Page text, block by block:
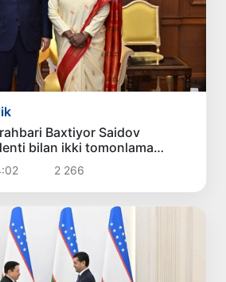
Baxtiyor Saidov
bilan ikki tomonlama
masalalarini
2 266